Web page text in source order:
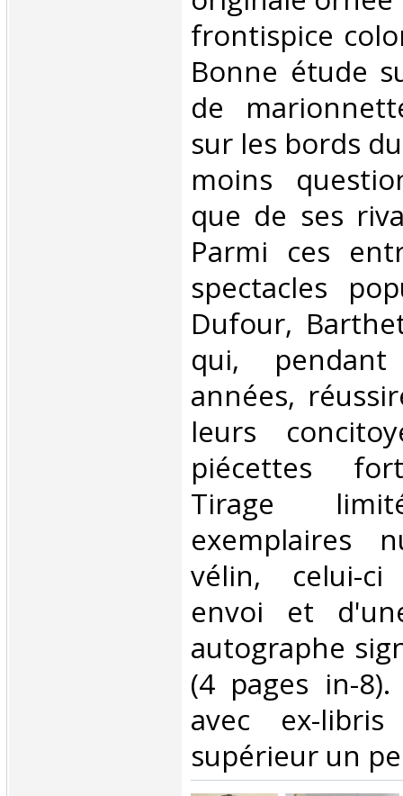
frontispice
Bonne étude
de
sur les bords
moins
que de ses
Parmi ces
spectacles
Dufour,
qui,
années,
leurs
piécettes
Tirage
exemplaires
vélin, celui-
envoi et
autographe
(4 pages in-
avec ex-
supérieur un